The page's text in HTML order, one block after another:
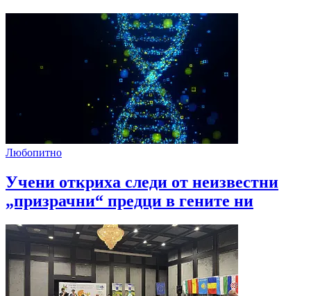
Любопитно
Учени откриха следи от неизвестни
„призрачни“ предци в гените ни